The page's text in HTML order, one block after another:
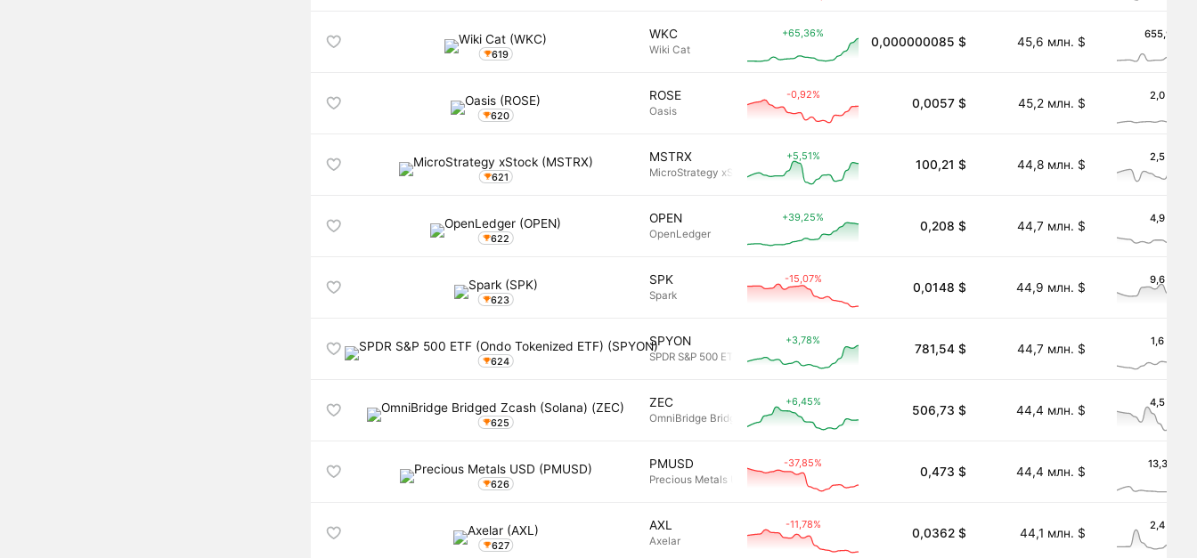
619
WKC
Wiki Cat
+65,36%
0,000000085 $ 45,6 млн. $
655,9
620
ROSE
Oasis
-0,92%
0,0057 $ 45,2 млн. $
2,0 млн.
621
MSTRX
MicroStrategy xStock
+5,51%
100,21 $ 44,8 млн. $
2,5 млн.
622
OPEN
OpenLedger
+39,25%
0,208 $ 44,7 млн. $
4,9 млн.
623
SPK
Spark
-15,07%
0,0148 $ 44,9 млн. $
9,6 млн.
624
SPYON
SPDR S&P 500 ETF (Ondo Tokenized ETF)
+3,78%
781,54 $ 44,7 млн. $
1,6 млн.
625
ZEC
OmniBridge Bridged Zcash (Solana)
+6,45%
506,73 $ 44,4 млн. $
4,5 млн.
626
PMUSD
Precious Metals USD
-37,85%
0,473 $ 44,4 млн. $
13,3 тыс.
627
AXL
Axelar
-11,78%
0,0362 $ 44,1 млн. $
2,4 млн.